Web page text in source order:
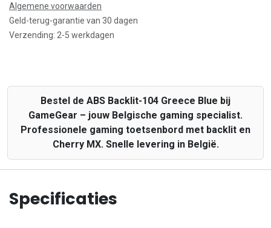
Algemene voorwaarden
Geld-terug-garantie van 30 dagen
Verzending: 2-5 werkdagen
Bestel de ABS Backlit-104 Greece Blue bij
GameGear – jouw Belgische gaming specialist.
Professionele gaming toetsenbord met backlit en
Cherry MX. Snelle levering in België.
Specificaties